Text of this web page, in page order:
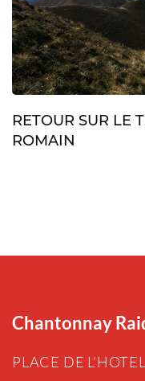
RETOUR SUR LE
ROMAIN
Chantonnay
PLACE DE